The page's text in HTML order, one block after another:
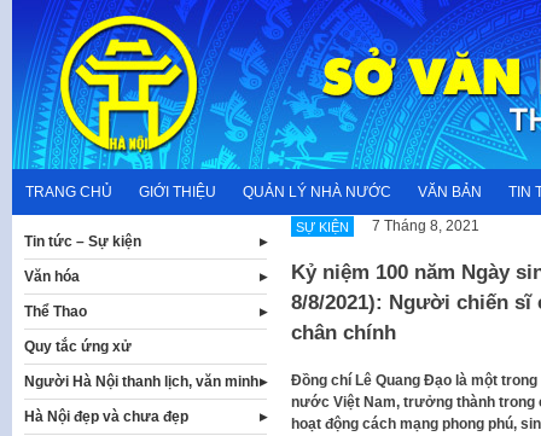
content
TRANG CHỦ GIỚI THIỆU QUẢN LÝ NHÀ NƯỚC VĂN BẢN TIN
SỰ KIỆN 7 Tháng 8, 2021
Kỷ niệm 100 năm Ngày
8/8/2021): Người chiến
chân chính
Đồng chí Lê Quang Đạo là một
nước Việt Nam, trưởng thành trong
hoạt động cách mạng phong phú,
Tin tức – Sự kiện
Văn hóa
Thể Thao
Quy tắc ứng xử
Người Hà Nội thanh lịch, văn minh
Hà Nội đẹp và chưa đẹp